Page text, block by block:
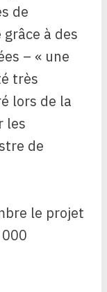
de
à des
– « une
très
lors de la
les
de
le projet